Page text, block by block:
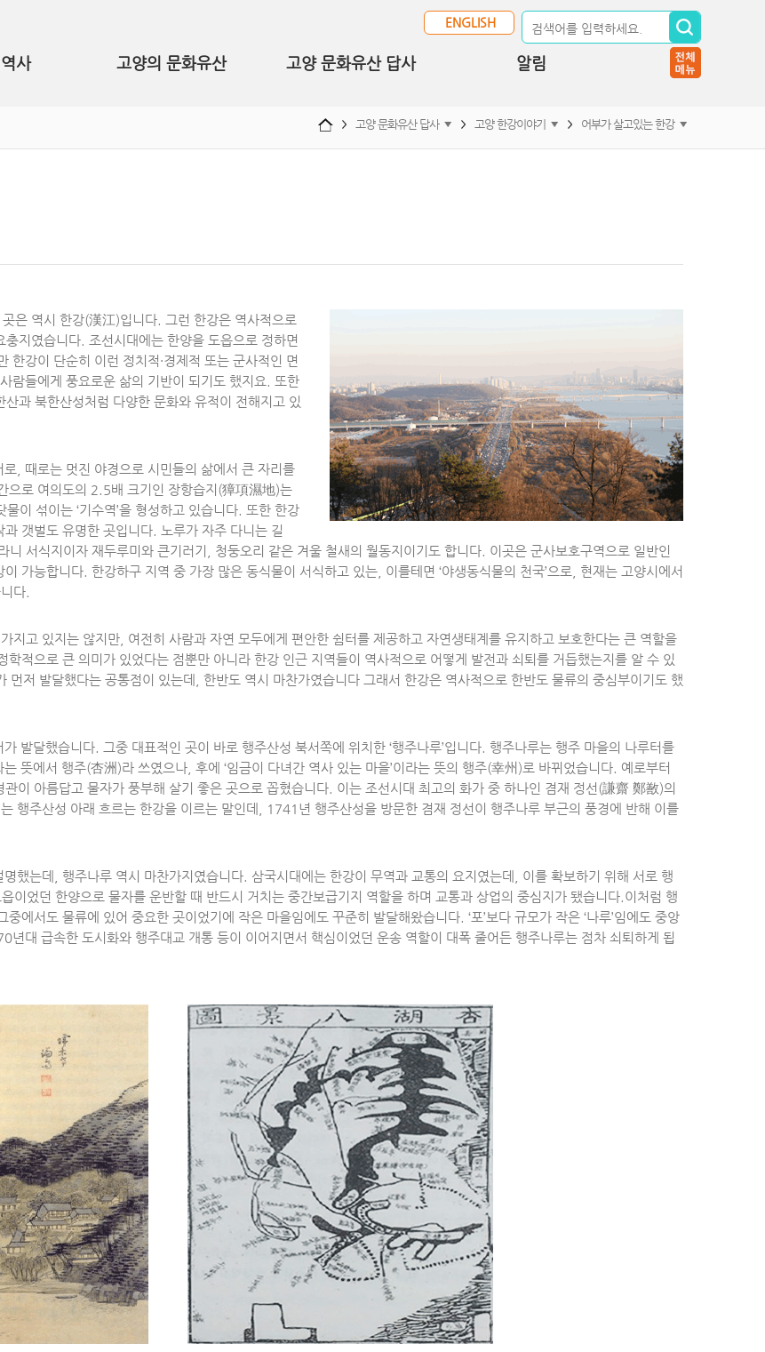
사 고양의 문화유산 고양 문화유산 답사 알림
ENGLISH
고양 문화유산 답사 고양 한강이야기 어부가 살고있는 한강
은 역시 한강(漢江)입니다. 그런 한강은 역사적으로
지였습니다. 조선시대에는 한양을 도읍으로 정하면
한강이 단순히 이런 정치적·경제적 또는 군사적인 면
람들에게 풍요로운 삶의 기반이 되기도 했지요. 또한
과 북한산성처럼 다양한 문화와 유적이 전해지고 있
, 때로는 멋진 야경으로 시민들의 삶에서 큰 자리를
으로 여의도의 2.5배 크기인 장항습지(獐項濕地)는
이 섞이는 ‘기수역’을 형성하고 있습니다. 또한 한강
갯벌도 유명한 곳입니다. 노루가 자주 다니는 길
니 서식지이자 재두루미와 큰기러기, 청둥오리 같은 겨울 철새의 월동지이기도 합니다. 이곳은 군사보호구역으로 일반인
가능합니다. 한강하구 지역 중 가장 많은 동식물이 서식하고 있는, 이를테면 ‘야생동식물의 천국’으로, 현재는 고양시에서
다.
지고 있지는 않지만, 여전히 사람과 자연 모두에게 편안한 쉼터를 제공하고 자연생태계를 유지하고 보호한다는 큰 역할을
적으로 큰 의미가 있었다는 점뿐만 아니라 한강 인근 지역들이 역사적으로 어떻게 발전과 쇠퇴를 거듭했는지를 알 수 있
저 발달했다는 공통점이 있는데, 한반도 역시 마찬가였습니다 그래서 한강은 역사적으로 한반도 물류의 중심부이기도 했
발달했습니다. 그중 대표적인 곳이 바로 행주산성 북서쪽에 위치한 ‘행주나루’입니다. 행주나루는 행주 마을의 나루터를
뜻에서 행주(杏洲)라 쓰였으나, 후에 ‘임금이 다녀간 역사 있는 마을’이라는 뜻의 행주(幸州)로 바뀌었습니다. 예로부터
이 아름답고 물자가 풍부해 살기 좋은 곳으로 꼽혔습니다. 이는 조선시대 최고의 화가 중 하나인 겸재 정선(謙齋 鄭敾)의
는 행주산성 아래 흐르는 한강을 이르는 말인데, 1741년 행주산성을 방문한 겸재 정선이 행주나루 부근의 풍경에 반해 이를
했는데, 행주나루 역시 마찬가지였습니다. 삼국시대에는 한강이 무역과 교통의 요지였는데, 이를 확보하기 위해 서로 행
이었던 한양으로 물자를 운반할 때 반드시 거치는 중간보급기지 역할을 하며 교통과 상업의 중심지가 됐습니다.이처럼 행
에서도 물류에 있어 중요한 곳이었기에 작은 마을임에도 꾸준히 발달해왔습니다. ‘포’보다 규모가 작은 ‘나루’임에도 중앙
대 급속한 도시화와 행주대교 개통 등이 이어지면서 핵심이었던 운송 역할이 대폭 줄어든 행주나루는 점차 쇠퇴하게 됩